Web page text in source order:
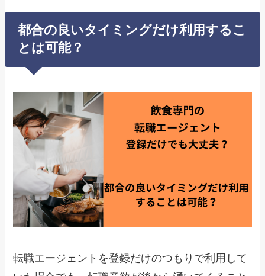
都合の良いタイミングだけ利用するこ
とは可能？
転職エージェントを登録だけのつもりで利用して